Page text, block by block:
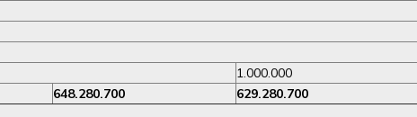
1.000.000
648.280.700
629.280.700